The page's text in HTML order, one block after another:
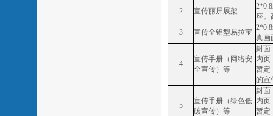
2
宣传丽屏展架
座。
3
宣传全铝型易拉宝
真画
4
宣传手册（网络安
全宣传）等
封面
内页
暂定
的宣
5
宣传手册（绿色低
碳宣传）等
封面
内页
暂定